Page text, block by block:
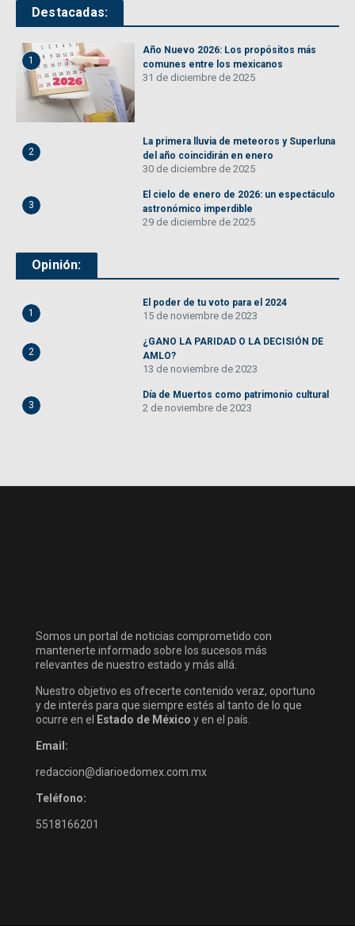
Destacadas:
1
Año Nuevo 2026: Los propósitos más
comunes entre los mexicanos
31 de diciembre de 2025
2
La primera lluvia de meteoros y Superluna
del año coincidirán en enero
30 de diciembre de 2025
3
El cielo de enero de 2026: un espectáculo
astronómico imperdible
29 de diciembre de 2025
Opinión:
1
El poder de tu voto para el 2024
15 de noviembre de 2023
2
¿GANO LA PARIDAD O LA DECISIÓN DE
AMLO?
13 de noviembre de 2023
3
Día de Muertos como patrimonio cultural
2 de noviembre de 2023
Somos un portal de noticias comprometido con
mantenerte informado sobre los sucesos más
relevantes de nuestro estado y más allá.
Nuestro objetivo es ofrecerte contenido veraz, oportuno
y de interés para que siempre estés al tanto de lo que
ocurre en el
Estado de México y en el país.
Email:
redaccion@diarioedomex.com.mx
Teléfono:
5518166201